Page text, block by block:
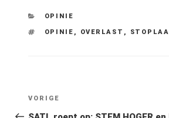
CATEGORIEËN
OPINIE
TAGS
OPINIE , OVERLAST ,
Bericht
Vorig
bericht
VORIGE